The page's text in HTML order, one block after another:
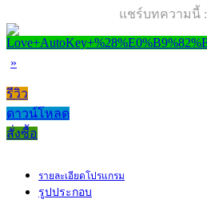
แชร์บทความนี้ :
»
รีวิว
ดาวน์โหลด
สั่งซื้อ
รายละเอียดโปรแกรม
รูปประกอบ